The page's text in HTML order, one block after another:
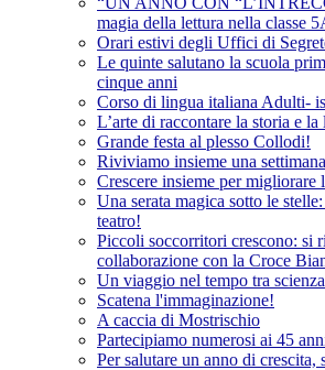
magia della lettura nella classe
Orari estivi degli Uffici di
Le quinte salutano la scuola
cinque anni
Corso di lingua italiana Adulti-
L’arte di raccontare la storia e la
Grande festa al plesso Collodi!
Riviviamo insieme una
Crescere insieme per migliorare
Una serata magica sotto le
teatro!
Piccoli soccorritori crescono: si
collaborazione con la Croce
Un viaggio nel tempo tra
Scatena l'immaginazione!
A caccia di Mostrischio
Partecipiamo numerosi ai 45
Per salutare un anno di crescita,